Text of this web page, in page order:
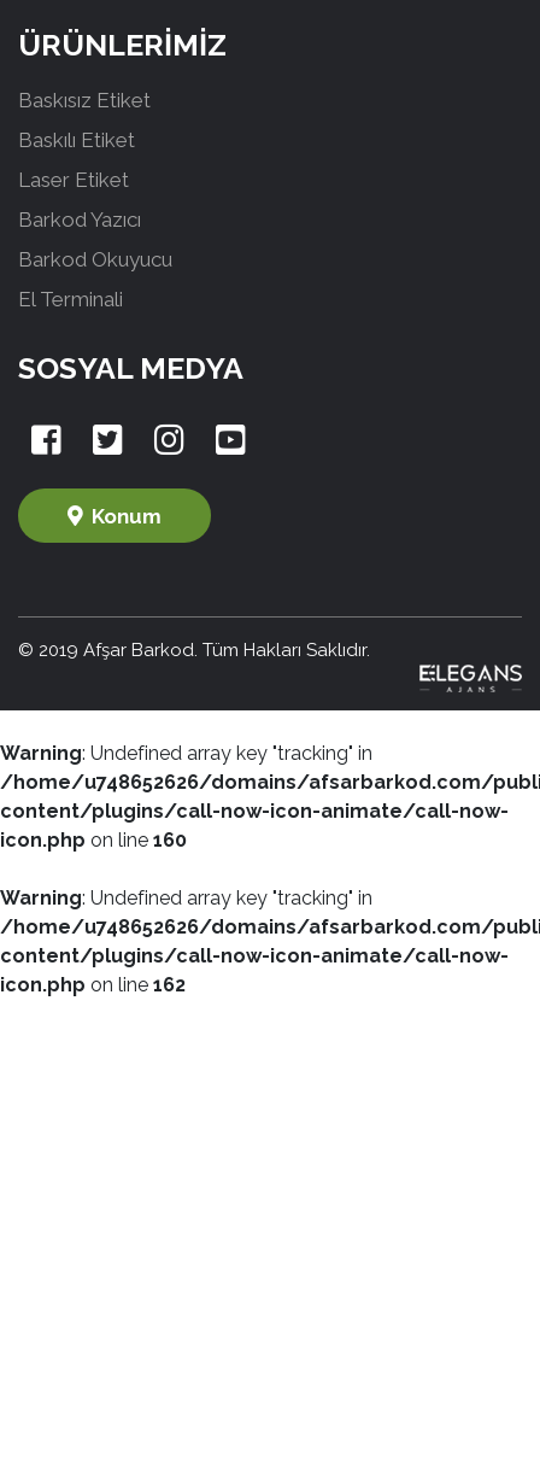
ÜRÜNLERİMİZ
Baskısız Etiket
Baskılı Etiket
Laser Etiket
Barkod Yazıcı
Barkod Okuyucu
El Terminali
SOSYAL MEDYA
Konum
© 2019 Afşar Barkod. Tüm Hakları Saklıdır.
Warning: Undefined array key "tracking" in
/home/u748652626/domains/afsarbarkod.com/
content/plugins/call-now-icon-animate/call-now-
icon.php on line 160
Warning: Undefined array key "tracking" in
/home/u748652626/domains/afsarbarkod.com/
content/plugins/call-now-icon-animate/call-now-
icon.php on line 162